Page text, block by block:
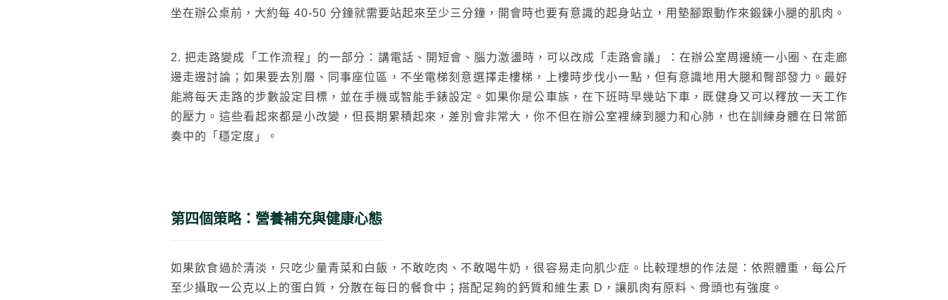
搜尋
搜尋
坐在辦公桌前，大約每 40-50 分鐘就需要站起來至少三分鐘，開會時也要有意識的起身站立，用墊腳跟動作來鍛鍊小腿的肌肉。
2. 把走路變成「工作流程」的一部分：講電話、開短會、腦力激盪時，可以改成「走路會議」：在辦公室周邊繞一小圈、在走廊
邊走邊討論；如果要去別層、同事座位區，不坐電梯刻意選擇走樓梯，上樓時步伐小一點，但有意識地用大腿和臀部發力。最好
能將每天走路的步數設定目標，並在手機或智能手錶設定。如果你是公車族，在下班時早幾站下車，既健身又可以釋放一天工作
的壓力。這些看起來都是小改變，但長期累積起來，差別會非常大，你不但在辦公室裡練到腿力和心肺，也在訓練身體在日常節
奏中的「穩定度」。
第四個策略：營養補充與健康心態
如果飲食過於清淡，只吃少量青菜和白飯，不敢吃肉、不敢喝牛奶，很容易走向肌少症。比較理想的作法是：依照體重，每公斤
至少攝取一公克以上的蛋白質，分散在每日的餐食中；搭配足夠的鈣質和維生素 D，讓肌肉有原料、骨頭也有強度。